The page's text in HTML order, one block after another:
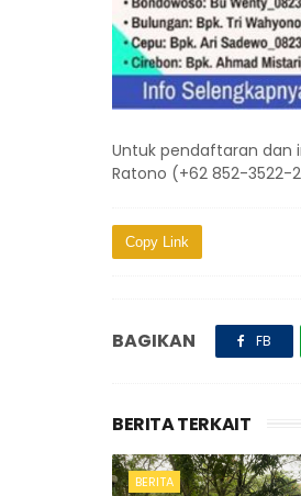
Untuk pendaftaran dan
Ratono (+62 852-3522-
Copy Link
BAGIKAN FB
BERITA TERKAIT
BERITA